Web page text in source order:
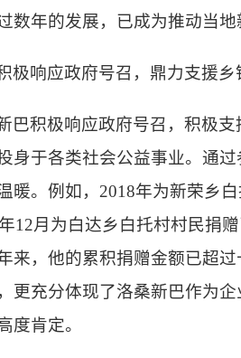
数年的发展，已成为推动当
极响应政府号召，鼎力支援乡
巴积极响应政府号召，积极
身于各类社会公益事业。通
暖。例如，2018年为新荣乡
12月为白达乡白托村村民捐
来，他的累积捐赠金额已超
更充分体现了洛桑新巴作为
度肯定。